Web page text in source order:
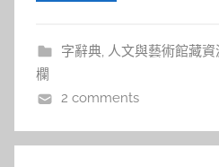
字辭典, 人文與藝術館藏資
欄
2 comments